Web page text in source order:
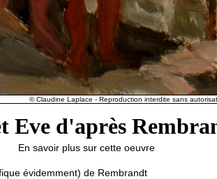
© Claudine Laplace - Reproduction interdite sans
Eve d'après
En savoir plus sur cette oeuvre
évidemment) de Rembrandt